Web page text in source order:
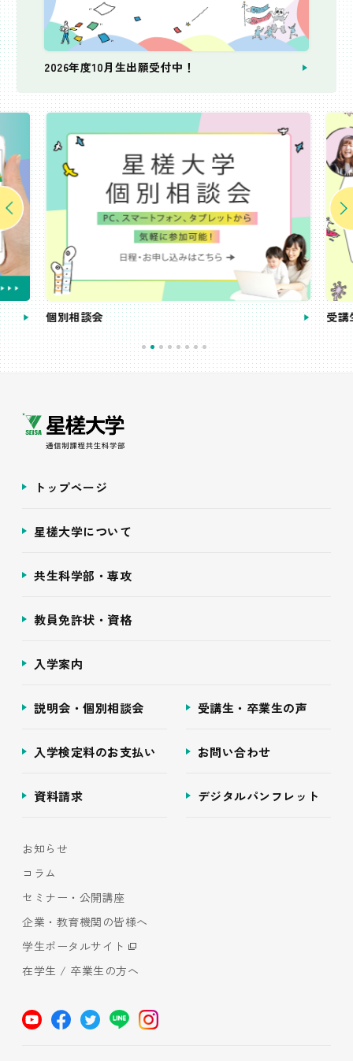
2026年度10月生出願受付中！
個別相談会 受講
トップページ
星槎大学について
共生科学部・専攻
教員免許状・資格
入学案内
説明会・個別相談会 受講生・卒業生の声
入学検定料のお支払い お問い合わせ
資料請求 デジタルパンフレット
お知らせ
コラム
セミナー・公開講座
企業・教育機関の皆様へ
学生ポータルサイト
在学生 / 卒業生の方へ